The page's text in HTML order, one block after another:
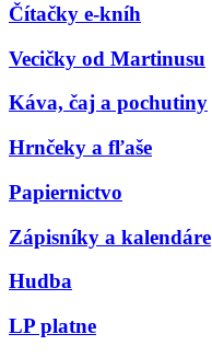
Čítačky e-kníh
Vecičky od Martinusu
Káva, čaj a pochutiny
Hrnčeky a fľaše
Papiernictvo
Zápisníky a kalendáre
Hudba
LP platne